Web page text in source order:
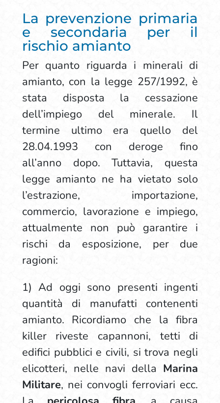
La prevenzione primaria
e secondaria per il
rischio amianto
Per quanto riguarda i minerali di
amianto, con la legge 257/1992, è
stata disposta la cessazione
dell’impiego del minerale. Il
termine ultimo era quello del
28.04.1993 con deroge fino
all’anno dopo. Tuttavia, questa
legge amianto ne ha vietato solo
l’estrazione, importazione,
commercio, lavorazione e impiego,
attualmente non può garantire i
rischi da esposizione, per due
ragioni:
1) Ad oggi sono presenti ingenti
quantità di manufatti contenenti
amianto. Ricordiamo che la fibra
killer riveste capannoni, tetti di
edifici pubblici e civili, si trova negli
elicotteri, nelle navi della Marina
Militare, nei convogli ferroviari ecc.